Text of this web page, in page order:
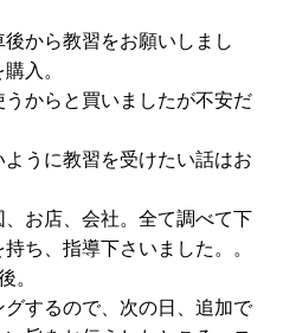
から教習をお願いしまし
入。
からと買いましたが不安だ
うに教習を受けたい話はお
お店、会社。全て調べて下
ち、指導下さいました。。
。
するので、次の日、追加で